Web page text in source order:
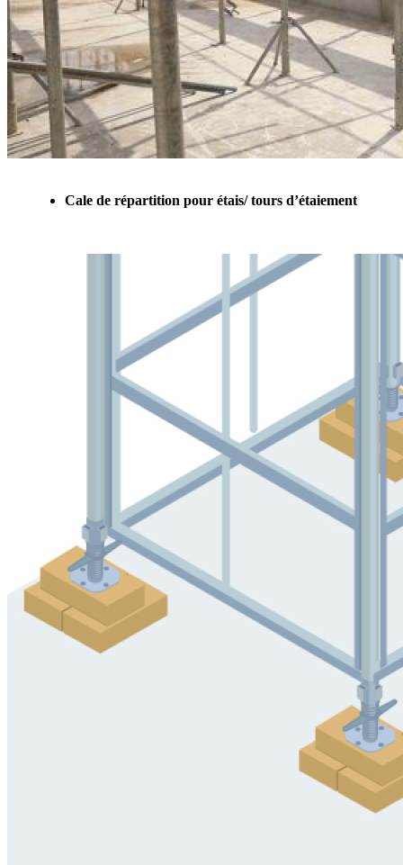
Cale de répartition pour étais/ tours d’étaiement